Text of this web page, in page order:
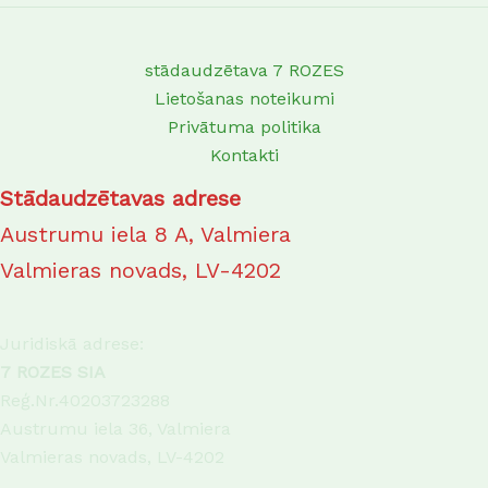
stādaudzētava 7 ROZES
Lietošanas noteikumi
Privātuma politika
Kontakti
Stādaudzētavas adrese
Austrumu iela 8 A, Valmiera
Valmieras novads, LV-4202